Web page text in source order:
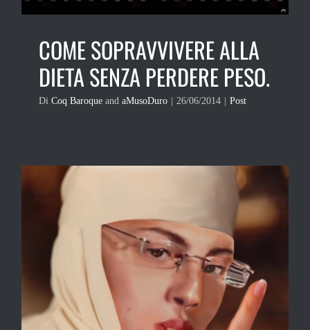
COME SOPRAVVIVERE ALLA
DIETA SENZA PERDERE PESO.
Di Coq Baroque and aMusoDuro | 26/06/2014 | Post